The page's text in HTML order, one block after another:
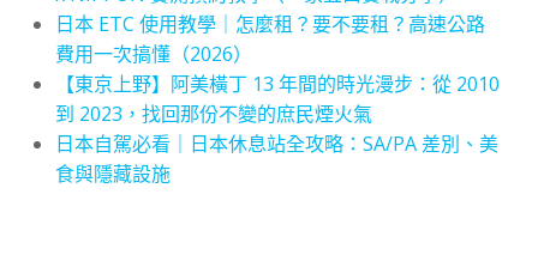
日本 ETC 使用教學｜怎麼租？要不要租？高速公路
費用一次搞懂（2026）
【東京上野】阿美橫丁 13 年間的時光漫步：從 2010
到 2023，找回那份不變的庶民煙火氣
日本自駕必看｜日本休息站全攻略：SA/PA 差別、美
食與隱藏設施